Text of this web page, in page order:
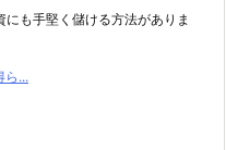
も手堅く儲ける方法がありま
ら...